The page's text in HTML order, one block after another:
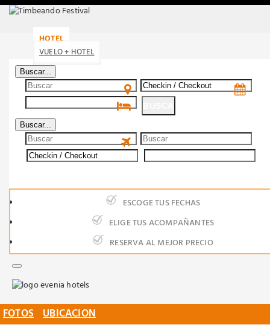
HOTEL
VUELO + HOTEL
Buscar...
Buscar...
ESCOGE TUS FECHAS
ELIGE TUS ACOMPAÑANTES
RESERVA AL MEJOR PRECIO
FOTOS UBICACION